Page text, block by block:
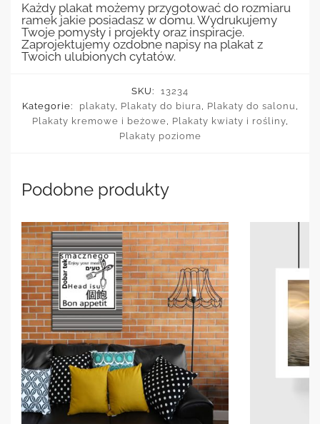
Każdy plakat możemy przygotować do rozmiaru
ramek jakie posiadasz w domu. Wydrukujemy
Twoje pomysły i projekty oraz inspiracje.
Zaprojektujemy ozdobne napisy na plakat z
Twoich ulubionych cytatów.
SKU:
13234
Kategorie:
plakaty, Plakaty do biura, Plakaty do salonu ,
Plakaty kremowe i beżowe, Plakaty kwiaty i rośliny,
Plakaty poziome
Podobne produkty